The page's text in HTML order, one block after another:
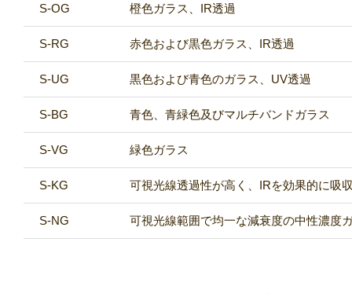
S-OG 橙色ガラス、IR透過
S-RG 赤色および黒色ガラス、IR透過
S-UG 黒色および青色のガラス、UV透過
S-BG 青色、青緑色及びマルチバンドガラス
S-VG 緑色ガラス
S-KG 可視光線透過性が高く、IRを効果的に吸
S-NG 可視光線範囲で均一な減衰度の中性濃度